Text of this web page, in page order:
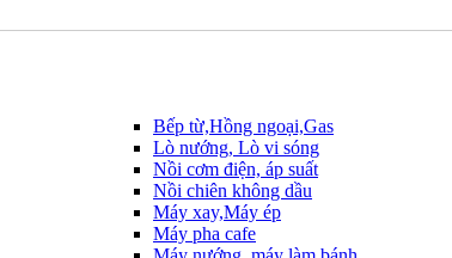
Bếp từ,Hồng ngoại,Gas
Lò nướng, Lò vi sóng
Nồi cơm điện, áp suất
Nồi chiên không dầu
Máy xay,Máy ép
Máy pha cafe